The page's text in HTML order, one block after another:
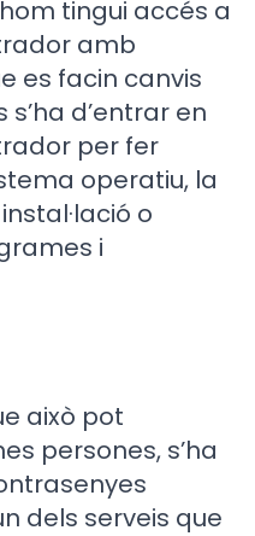
tingui accés a
amb
es facin canvis
d’entrar en
per fer
operatiu, la
o
i
això pot
persones, s’ha
dels serveis que